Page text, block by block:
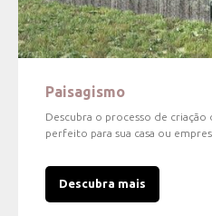
Paisagismo
Descubra o processo de
perfeito para sua casa ou
Descubra mais